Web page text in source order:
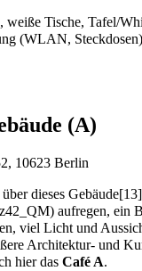
weiße Tische, Tafel/
(WLAN,
(A)
10623 Berlin
dieses Gebäude[13]
aufregen, ein
viel Licht und
Architektur- und
hier das Café A.